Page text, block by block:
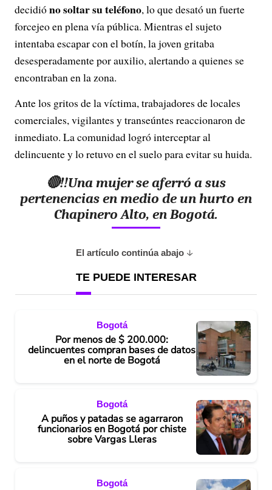
decidióno soltar su teléfono,lo que desató un fuerte
forcejeo en plena vía pública. Mientras el sujeto
intentaba escapar con el botín,la joven gritaba
desesperadamente por auxilio,alertando a quienes se
encontraban en la zona.
Ante los gritos de la víctima,trabajadores de locales
comerciales,vigilantes y transeúntes reaccionaron de
inmediato. La comunidad logró interceptar al
delincuente y lo retuvo en el suelo para evitar su huida.
🔴‼️Una mujer se aferró a sus
pertenencias en medio de un hurto en
Chapinero Alto, en Bogotá.
El artículo continúa abajo
TE PUEDE INTERESAR
Bogotá
Por menos de $ 200.000:
delincuentes compran bases de datos
en el norte de Bogotá
Bogotá
A puños y patadas se agarraron
funcionarios en Bogotá por chiste
sobre Vargas Lleras
Bogotá